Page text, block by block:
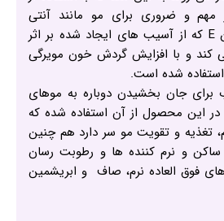
مهم و ضروری برای مو مانند آنتی
اکسیدان ها ازجمله ویتامین E که از آسیب های ایجاد شده بر اثر
کند و با افزایش گردش خون مویرگی
شده است.
جان بخشیدن دوباره به موهای
این محصول از آن استفاده شده که
تغذیه و تقویت مو سر دارد هم چنین
ساکن و نرم کننده ها و رطوبت رسان
فوق العاده نرم، صاف و ابریشمین